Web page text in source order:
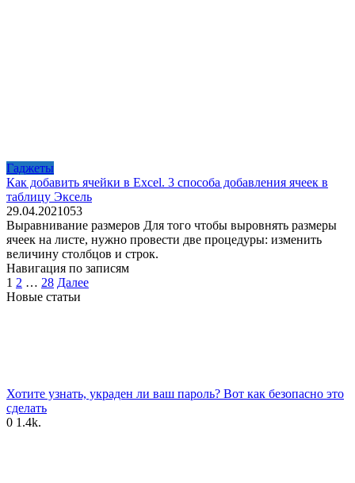
Гаджеты
Как добавить ячейки в Excel. 3 способа добавления ячеек в
таблицу Эксель
29.04.2021053
Выравнивание размеров Для того чтобы выровнять размеры
ячеек на листе, нужно провести две процедуры: изменить
величину столбцов и строк.
Навигация по записям
1 2 … 28 Далее
Новые статьи
Хотите узнать, украден ли ваш пароль? Вот как безопасно это
сделать
0 1.4k.